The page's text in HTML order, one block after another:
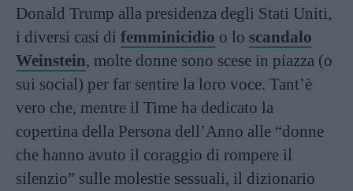
Donald Trump alla presidenza degli Stati Uniti,
i diversi casi di femminicidio o lo scandalo
Weinstein, molte donne sono scese in piazza (o
sui social) per far sentire la loro voce. Tant’è
vero che, mentre il Time ha dedicato la
copertina della Persona dell’Anno alle “donne
che hanno avuto il coraggio di rompere il
silenzio” sulle molestie sessuali, il dizionario